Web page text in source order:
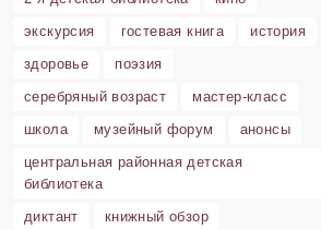
экскурсия
гостевая книга
история
здоровье
поэзия
серебряный возраст
мастер-класс
школа
музейный форум
анонсы
центральная районная детская
библиотека
диктант
книжный обзор